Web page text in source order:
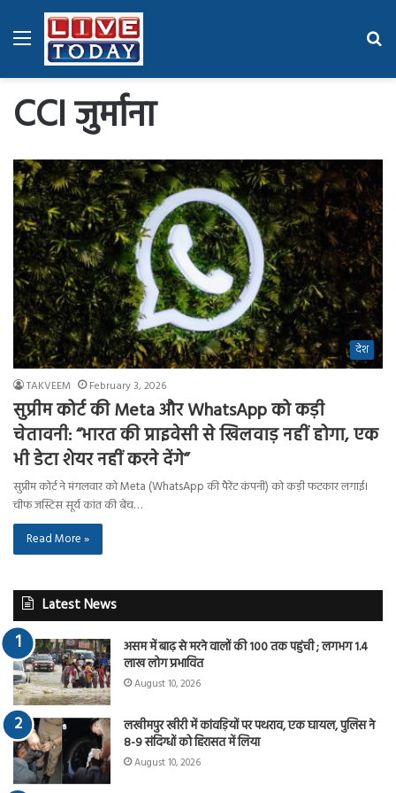
Menu
CCI जुर्माना
देश
TAKVEEM February 3, 2026
सुप्रीम कोर्ट की Meta और WhatsApp को कड़ी
चेतावनी: “भारत की प्राइवेसी से खिलवाड़ नहीं होगा, एक
भी डेटा शेयर नहीं करने देंगे”
सुप्रीम कोर्ट ने मंगलवार को Meta (WhatsApp की पैरेंट कंपनी) को कड़ी फटकार लगाई।
चीफ जस्टिस सूर्य कांत की बेंच…
Read More »
Latest News
असम में बाढ़ से मरने वालों की 100 तक पहुंची ; लगभग 1.4
लाख लोग प्रभावित
August 10, 2026
लखीमपुर खीरी में कांवड़ियों पर पथराव, एक घायल, पुलिस ने
8-9 संदिग्धों को हिरासत में लिया
August 10, 2026